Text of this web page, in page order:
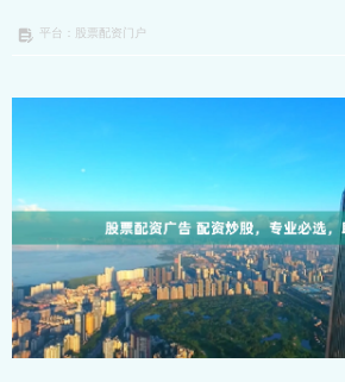
平台：股票配资门户